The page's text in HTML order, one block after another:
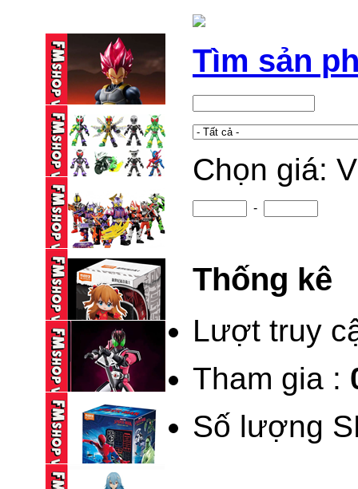
(2ND) SHF VEGETA
GOD (15TH ...
1,150,000 VND
BLINDBOX BLOKEES
KAMEN RIDER ...
95,000 VND
BLINDBOX BLOKEES
KAMEN RIDER ...
195,000 VND
(NEW) BLINDBOX
BLOKEES DAALA ...
235,000 VND
BLOKEES LEGEND
KAMEN RIDER ...
Tìm sản
Chọn giá:
-
Thống kê
Lượt truy
Tham gia :
Số lượng